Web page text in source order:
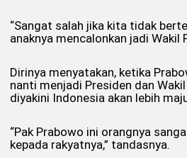
“Sangat salah jika kita tidak
anaknya mencalonkan jadi Wakil
Dirinya menyatakan, ketika
nanti menjadi Presiden dan
diyakini Indonesia akan lebih
“Pak Prabowo ini orangnya
kepada rakyatnya,” tandasnya.